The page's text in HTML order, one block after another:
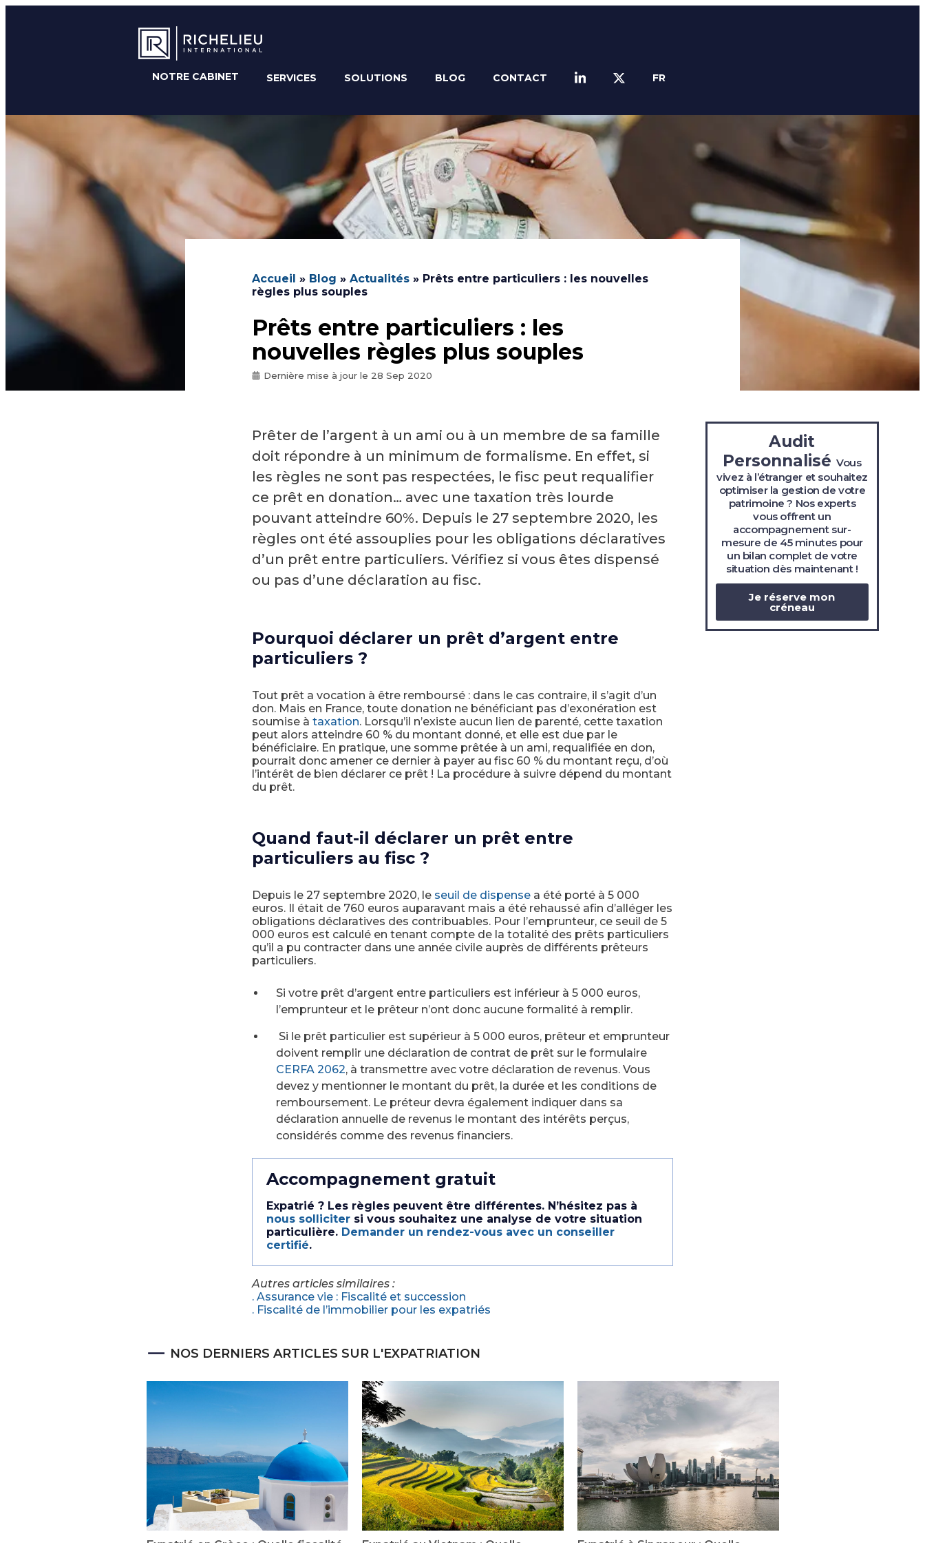
NOTRE CABINET SERVICES SOLUTIONS BLOG CONTACT
LINKEDINTWITTER
FR
Accueil » Blog » Actualités» Prêts entre particuliers : les nouvelles
règles plus souples
Prêts entre particuliers : les
nouvelles règles plus souples
Dernière mise à jour le 28 Sep 2020
Prêter de l’argent à un ami ou à un membre de sa famille
doit répondre à un minimum de formalisme. En effet, si
les règles ne sont pas respectées, le fisc peut requalifier
ce prêt en donation… avec une taxation très lourde
pouvant atteindre 60%. Depuis le 27 septembre 2020, les
règles ont été assouplies pour les obligations déclaratives
d’un prêt entre particuliers. Vérifiez si vous êtes dispensé
ou pas d’une déclaration au fisc.
Pourquoi déclarer un prêt d’argent entre
particuliers ?
Tout prêt a vocation à être remboursé : dans le cas contraire, il s’agit d’un
don. Mais en France, toute donation ne bénéficiant pas d’exonération est
soumise à taxation. Lorsqu’il n’existe aucun lien de parenté, cette taxation
peut alors atteindre 60 % du montant donné, et elle est due par le
bénéficiaire. En pratique, une somme prêtée à un ami, requalifiée en don,
pourrait donc amener ce dernier à payer au fisc 60 % du montant reçu, d’où
l’intérêt de bien déclarer ce prêt ! La procédure à suivre dépend du montant
du prêt.
Quand faut-il déclarer un prêt entre
particuliers au fisc ?
Depuis le 27 septembre 2020, le seuil de dispensea été porté à 5 000
euros. Il était de 760 euros auparavant mais a été rehaussé afin d’alléger les
obligations déclaratives des contribuables. Pour l’emprunteur, ce seuil de 5
000 euros est calculé en tenant compte de la totalité des prêts particuliers
qu’il a pu contracter dans une année civile auprès de différents prêteurs
particuliers.
Si votre prêt d’argent entre particuliers est inférieur à 5 000 euros,
l’emprunteur et le prêteur n’ont donc aucune formalité à remplir.
Si le prêt particulier est supérieur à 5 000 euros, prêteur et emprunteur
doivent remplir une déclaration de contrat de prêt sur le formulaire
CERFA 2062, à transmettre avec votre déclaration de revenus. Vous
devez y mentionner le montant du prêt, la durée et les conditions de
remboursement. Le préteur devra également indiquer dans sa
déclaration annuelle de revenus le montant des intérêts perçus,
considérés comme des revenus financiers.
Accompagnement gratuit
Expatrié ? Les règles peuvent être différentes. N’hésitez pas à
nous sollicitersi vous souhaitez une analyse de votre situation
particulière. Demander un rendez-vous avec un conseiller
certifié.
Autres articles similaires :
. Assurance vie : Fiscalité et succession
. Fiscalité de l’immobilier pour les expatriés
Audit
PersonnaliséVous
vivez à l’étranger et souhaitez
optimiser la gestion de votre
patrimoine ? Nos experts
vous offrent un
accompagnement sur-
mesure de 45 minutes pour
un bilan complet de votre
situation dès maintenant !
Je réserve mon
créneau
NOS DERNIERS ARTICLES SUR L'EXPATRIATION